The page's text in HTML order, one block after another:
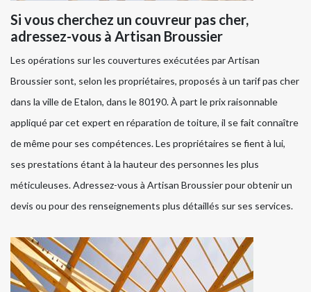
Si vous cherchez un couvreur pas cher,
adressez-vous à Artisan Broussier
Les opérations sur les couvertures exécutées par Artisan
Broussier sont, selon les propriétaires, proposés à un tarif pas cher
dans la ville de Etalon, dans le 80190. À part le prix raisonnable
appliqué par cet expert en réparation de toiture, il se fait connaître
de même pour ses compétences. Les propriétaires se fient à lui,
ses prestations étant à la hauteur des personnes les plus
méticuleuses. Adressez-vous à Artisan Broussier pour obtenir un
devis ou pour des renseignements plus détaillés sur ses services.